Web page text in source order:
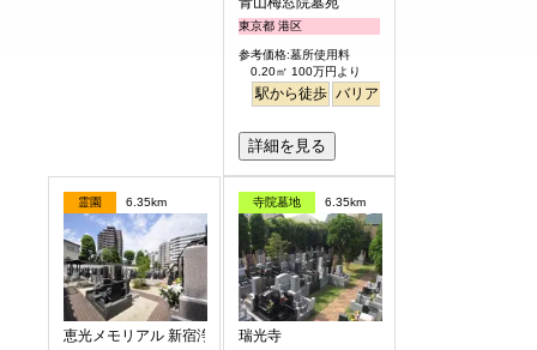
東京都 港区
参考価格:墓所使用料
0.20㎡ 100万円より
駅から徒歩 バリアフリー
詳細を見る
霊園 6.35km
恵光メモリアル 新宿浄苑
寺院墓地 6.35km
瑞光寺